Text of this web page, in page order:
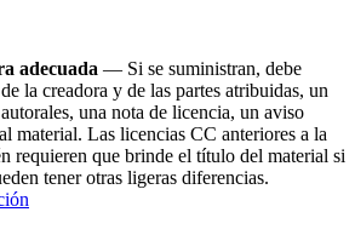
adecuada — Si se suministran, debe
la creadora y de las partes atribuidas, un
una nota de licencia, un aviso
material. Las licencias CC anteriores a la
requieren que brinde el título del material si
tener otras ligeras diferencias.